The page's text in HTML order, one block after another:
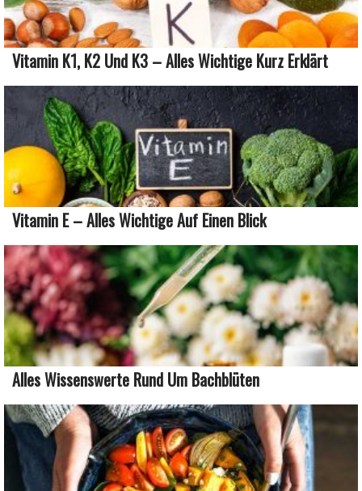
Vitamin K1, K2 Und K3 – Alles Wichtige Kurz Erklärt
Vitamin E – Alles Wichtige Auf Einen Blick
Alles Wissenswerte Rund Um Bachblüten